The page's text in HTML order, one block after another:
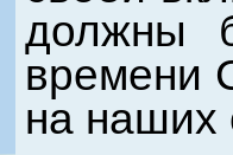
должны
времени
на наших